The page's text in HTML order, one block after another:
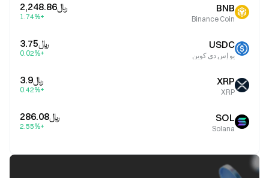
BNB
Binance Coin
﷼‎2,248.86
+1.74%
USDC
يو إس دي كوين
﷼‎3.75
+0.02%
XRP
XRP
﷼‎3.9
+0.42%
SOL
Solana
﷼‎286.08
+2.55%